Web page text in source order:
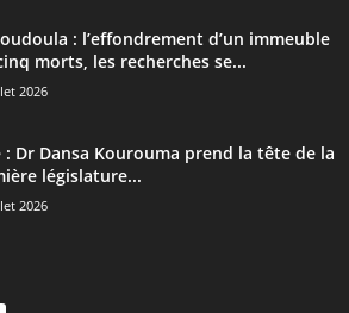
: l’effondrement d’un immeuble
morts, les recherches se...
2026
: Dr Dansa Kourouma prend la tête de la
législature...
2026